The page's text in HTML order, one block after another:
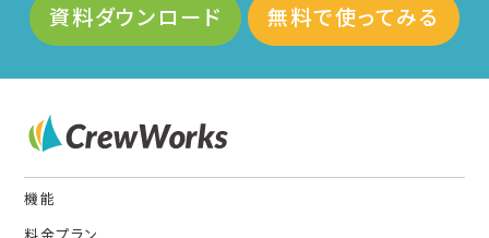
資料ダウンロード 無料で使ってみる
機能